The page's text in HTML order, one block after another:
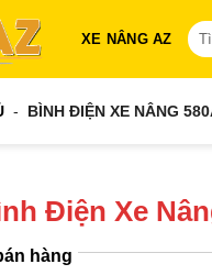
XE NÂNG AZ
Tìm
- BÌNH ĐIỆN XE NÂNG
Điện Xe
hàng